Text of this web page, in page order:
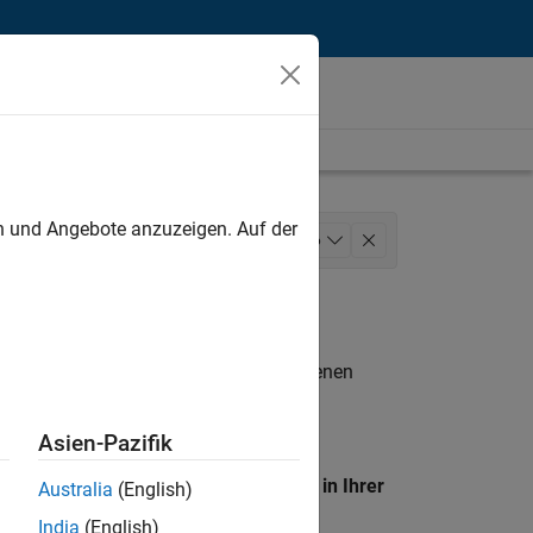
Sales Inside Sales 6
. Wenn Sie noch immer keine offenen
unseres
Standort, um alle Stellenangebote in Ihrer
Angebote anzuzeigen. Auf der
Asien-Pazifik
Australia (English)
India (English)